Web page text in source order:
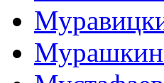
Мурашкин